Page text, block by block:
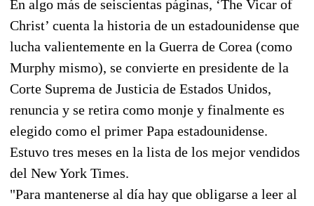
En algo más de seiscientas páginas, ‘The Vicar of
Christ’ cuenta la historia de un estadounidense que
lucha valientemente en la Guerra de Corea (como
Murphy mismo), se convierte en presidente de la
Corte Suprema de Justicia de Estados Unidos,
renuncia y se retira como monje y finalmente es
elegido como el primer Papa estadounidense.
Estuvo tres meses en la lista de los mejor vendidos
del New York Times.
"Para mantenerse al día hay que obligarse a leer al